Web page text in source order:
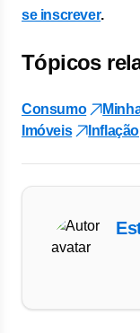
se inscrever.
Tópicos
Consumo
Imóveis
Inflação